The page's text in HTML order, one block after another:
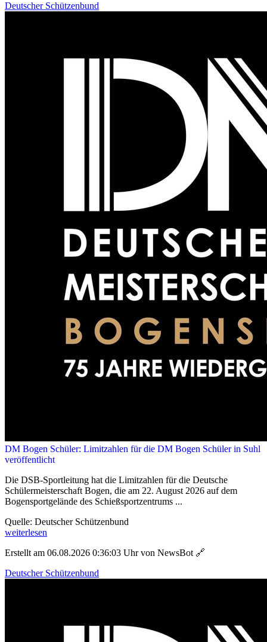
Deutscher Schützenbund
DM Bogen Schüler: Limitzahlen für die DM Bogen Schüler in Suhl
veröffentlicht
Die DSB-Sportleitung hat die Limitzahlen für die Deutsche
Schülermeisterschaft Bogen, die am 22. August 2026 auf dem
Bogensportgelände des Schießsportzentrums ...
Quelle: Deutscher Schützenbund
weiterlesen
Erstellt am 06.08.2026 0:36:03 Uhr von NewsBot 🔗
Deutscher Schützenbund